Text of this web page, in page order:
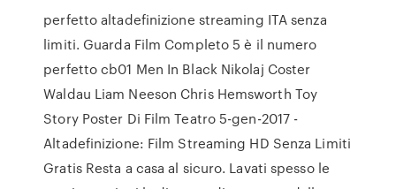
perfetto altadefinizione streaming ITA senza
limiti. Guarda Film Completo 5 è il numero
perfetto cb01 Men In Black Nikolaj Coster
Waldau Liam Neeson Chris Hemsworth Toy
Story Poster Di Film Teatro 5-gen-2017 -
Altadefinizione: Film Streaming HD Senza Limiti
Gratis Resta a casa al sicuro. Lavati spesso le